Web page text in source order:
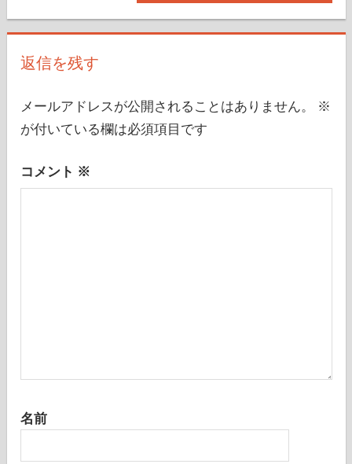
ビ
ゲ
ー
シ
ョ
ン
の
返信を残す
メールアドレスが公開されることはありません。
※
が付いている欄は必須項目です
コメント ※
名前